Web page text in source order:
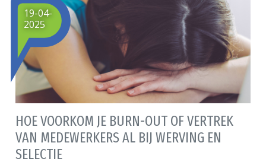
HOE VOORKOM JE BURN-OUT OF VERTREK
VAN MEDEWERKERS AL BIJ WERVING EN
SELECTIE
19-04-
2025